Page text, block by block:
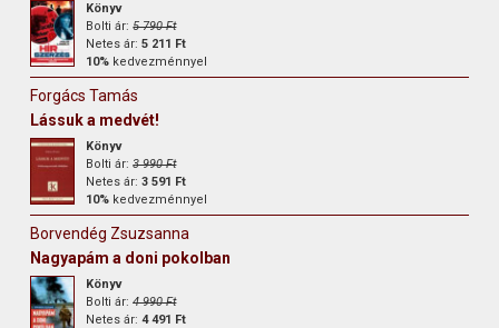
Könyv
Bolti ár:5 790 Ft
Netes ár:5 211 Ft
10% kedvezménnyel
Forgács Tamás
Lássuk a medvét!
Könyv
Bolti ár:3 990 Ft
Netes ár:3 591 Ft
10% kedvezménnyel
Borvendég Zsuzsanna
Nagyapám a doni pokolban
Könyv
Bolti ár:4 990 Ft
Netes ár:4 491 Ft